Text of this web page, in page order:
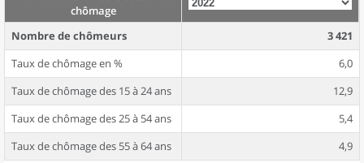
chômage
Nombre de chômeurs
3 421
Taux de chômage en %
6,0
Taux de chômage des 15 à 24 ans
12,9
Taux de chômage des 25 à 54 ans
5,4
Taux de chômage des 55 à 64 ans
4,9